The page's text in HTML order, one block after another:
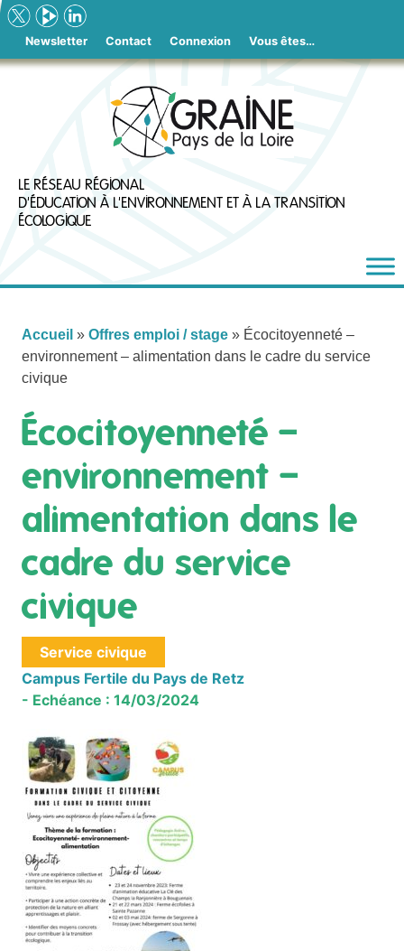
Skip
to
Newsletter Contact Connexion Vous êtes…
LE RÉSEAU RÉGIONAL
D'ÉDUCATION À L'ENVIRONNEMENT ET À LA TRANSITION
ÉCOLOGIQUE
Accueil » Offres emploi / stage » Écocitoyenneté –
environnement – alimentation dans le cadre du service
civique
Écocitoyenneté –
environnement –
alimentation dans le
cadre du service
civique
Service civique
Campus Fertile du Pays de Retz
- Echéance : 14/03/2024